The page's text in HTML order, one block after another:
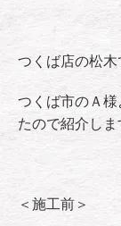
つくば店の松木
つくば市のＡ
たので紹介し
＜施工前＞